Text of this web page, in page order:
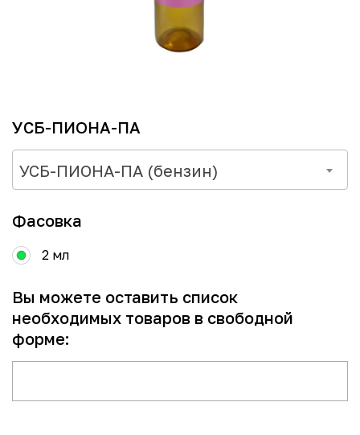
УСБ-ПИОНА-ПА
УСБ-ПИОНА-ПА (бензин)
Фасовка
2 мл
Вы можете оставить список
необходимых товаров в свободной
форме: